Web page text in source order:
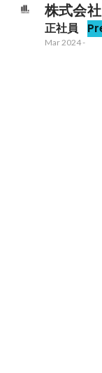
株式会
正社員
Mar 2024-